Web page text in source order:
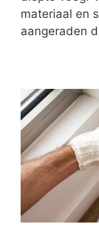
materiaal en
aangeraden